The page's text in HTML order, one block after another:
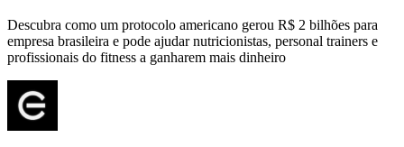
Descubra como um protocolo americano gerou R$ 2 bilhões para
empresa brasileira e pode ajudar nutricionistas, personal trainers e
profissionais do fitness a ganharem mais dinheiro